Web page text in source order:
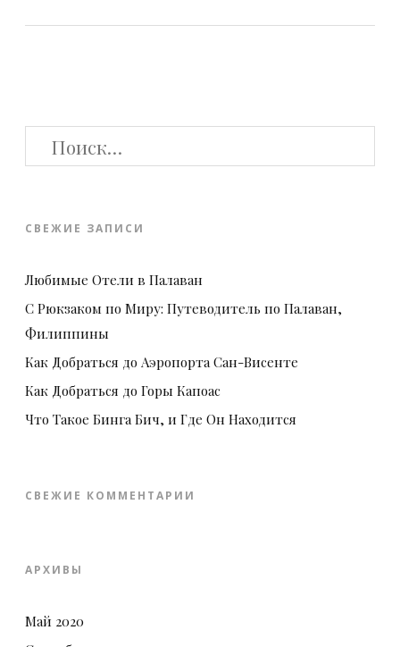
СВЕЖИЕ ЗАПИСИ
Любимые Отели в Палаван
С Рюкзаком по Миру: Путеводитель по Палаван,
Филиппины
Как Добраться до Аэропорта Сан-Висенте
Как Добраться до Горы Капоас
Что Такое Бинга Бич, и Где Он Находится
СВЕЖИЕ КОММЕНТАРИИ
АРХИВЫ
Май 2020